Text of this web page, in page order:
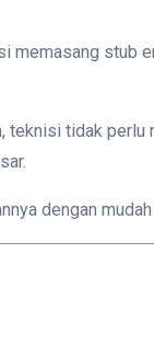
stub
teknisi tidak
dengan mudah